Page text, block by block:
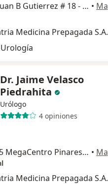
Oval médica. Av juan B Gutierrez # 18 - 60 consultorio 908, Pereira •
Medicina Prepagada S.A.
Dr. Jaime Velasco
Piedrahita
Urólogo
4 opiniones
Carrera 18 #12-75 MegaCentro Pinares, Pereira •
Medicina Prepagada S.A.